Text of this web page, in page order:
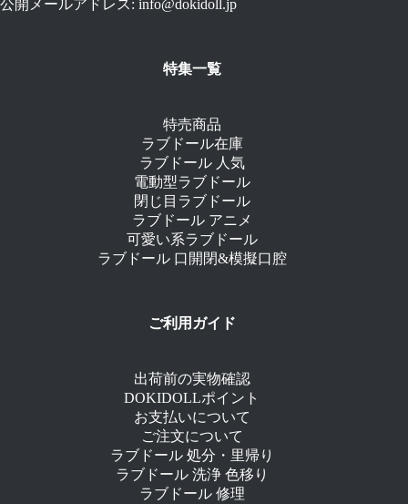
公開メールアドレス: info@dokidoll.jp
特集一覧
特売商品
ラブドール在庫
ラブドール 人気
電動型ラブドール
閉じ目ラブドール
ラブドール アニメ
可愛い系ラブドール
ラブドール 口開閉&模擬口腔
ご利用ガイド
出荷前の実物確認
DOKIDOLLポイント
お支払いについて
ご注文について
ラブドール 処分・里帰り
ラブドール 洗浄 色移り
ラブドール 修理